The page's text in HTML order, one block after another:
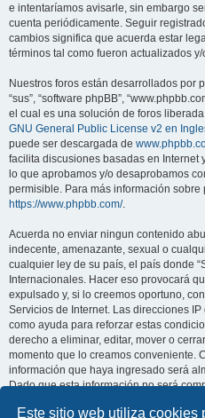
Este sitio web utiliza cookies
e intentaríamos avisarle, sin embargo
cuenta periódicamente. Seguir
cambios significa que acuerda estar
términos tal como fueron actualizados
Nuestros foros están desarrollados por
“sus”, “software phpBB”,
el cual es una solución de foros liberada
GNU General Public License v2 en
puede ser descargada de
facilita discusiones basadas en Internet
lo que aprobamos y/o desaprobamos
permisible. Para más información sobre
https://www.phpbb.com/.
Acuerda no enviar ningun contenido
indecente, amenazante, sexual o
cualquier ley de su país, el país donde
Internacionales. Hacer eso provocará
expulsado y, si lo creemos oportuno,
Servicios de Internet. Las direcciones
como ayuda para reforzar estas
derecho a eliminar, editar, mover o
momento que lo creamos conveniente.
información que haya ingresado será
Dado que esta información no será
responsables por cualquier intento de